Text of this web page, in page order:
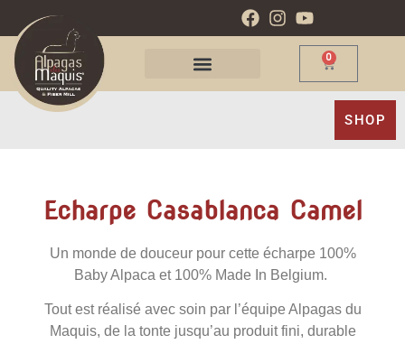
0
SHOP
Echarpe Casablanca Camel
Un monde de douceur pour cette écharpe 100%
Baby Alpaca et 100% Made In Belgium.
Tout est réalisé avec soin par l’équipe Alpagas du
Maquis, de la tonte jusqu’au produit fini, durable